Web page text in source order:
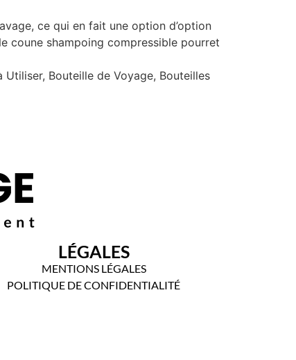
ce qui en fait une option d’option
coune shampoing compressible pourret
Utiliser, Bouteille de Voyage, Bouteilles
LÉGALES
MENTIONS LÉGALES
POLITIQUE DE CONFIDENTIALITÉ